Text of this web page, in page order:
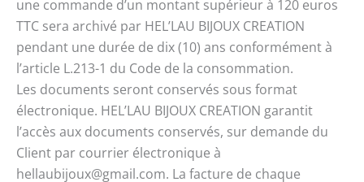
une commande d’un montant supérieur à 120 euros
TTC sera archivé par HEL’LAU BIJOUX CREATION
pendant une durée de dix (10) ans conformément à
l’article L.213-1 du Code de la consommation.
Les documents seront conservés sous format
électronique. HEL’LAU BIJOUX CREATION garantit
l’accès aux documents conservés, sur demande du
Client par courrier électronique à
hellaubijoux@gmail.com. La facture de chaque